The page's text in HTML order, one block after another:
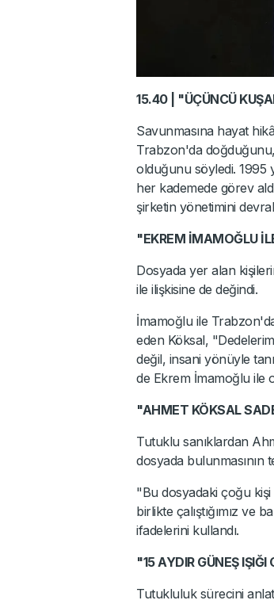
15.40 | "ÜÇÜNCÜ
Savunmasına hayat
Trabzon'da
olduğunu söyledi. 1995
her kademede görev
şirketin yönetimini
"EKREM İMAMOĞLU
Dosyada yer alan
ile ilişkisine de değindi.
İmamoğlu ile
eden Köksal,
değil, insani yönüyle
de Ekrem İmamoğlu ile
"AHMET KÖKSAL
Tutuklu sanıklardan
dosyada bulunmasının
"Bu dosyadaki çoğu
birlikte çalıştığımız ve
ifadelerini kullandı.
"15 AYDIR GÜNEŞ
Tutukluluk sürecini